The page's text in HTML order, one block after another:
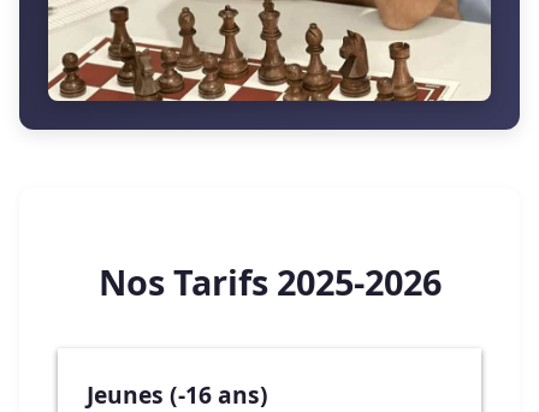
Nos Tarifs 2025-2026
Jeunes (-16 ans)